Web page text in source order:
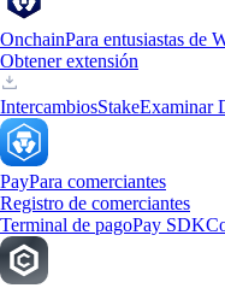
OnchainPara entusiastas de
Obtener extensión
IntercambiosStakeExaminar
PayPara comerciantes
Registro de comerciantes
Terminal de pagoPay SDK